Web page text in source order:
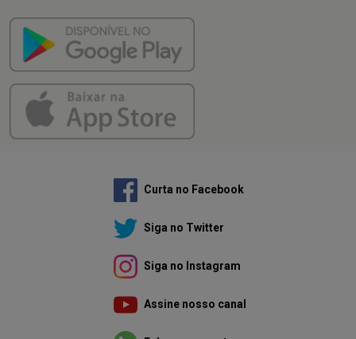
Curta no Facebook
Siga no Twitter
Siga no Instagram
Assine nosso canal